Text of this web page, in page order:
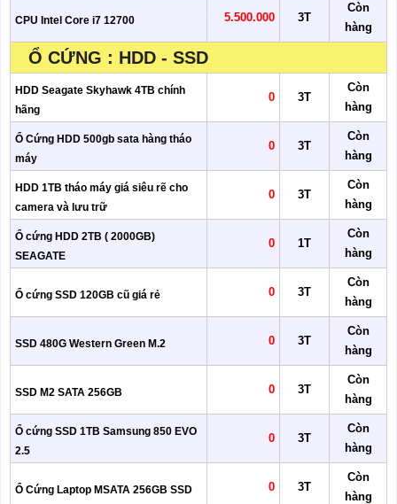
CPU Intel Core i7 12700 5.500.000 3T
Còn
hàng
Ổ CỨNG : HDD - SSD
HDD Seagate Skyhawk 4TB chính
hãng
0 3T
Còn
hàng
Ổ Cứng HDD 500gb sata hàng tháo
máy
0 3T
Còn
hàng
HDD 1TB tháo máy giá siêu rẽ cho
camera và lưu trữ
0 3T
Còn
hàng
Ổ cứng HDD 2TB ( 2000GB)
SEAGATE
0 1T
Còn
hàng
Ổ cứng SSD 120GB cũ giá rẻ 0 3T
Còn
hàng
SSD 480G Western Green M.2 0 3T
Còn
hàng
SSD M2 SATA 256GB 0 3T
Còn
hàng
Ổ cứng SSD 1TB Samsung 850 EVO
2.5
0 3T
Còn
hàng
Ổ Cứng Laptop MSATA 256GB SSD 0 3T
Còn
hàng